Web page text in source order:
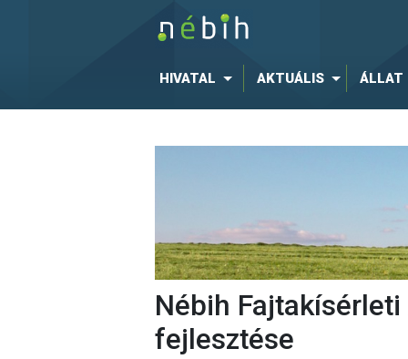
HIVATAL AKTUÁLIS ÁLLAT
Nébih
fejlesztése